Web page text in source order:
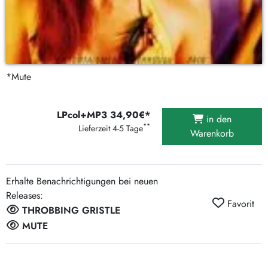
*Mute
LPcol+MP3 34,90€*
Lieferzeit 4-5 Tage**
in den
Warenkorb
Erhalte Benachrichtigungen bei neuen
Releases:
THROBBING GRISTLE
MUTE
Favorit